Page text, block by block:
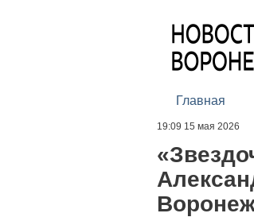
Главная
19:09 15 мая 2026